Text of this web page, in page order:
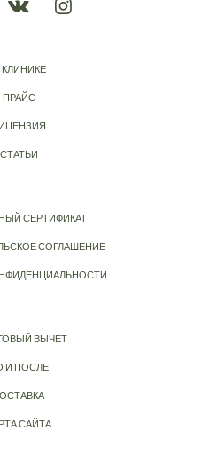
ПРАЙС
СТАТЬИ
СЕРТИФИКАТ
СОГЛАШЕНИЕ
ВЫЧЕТ
И ПОСЛЕ
САЙТА